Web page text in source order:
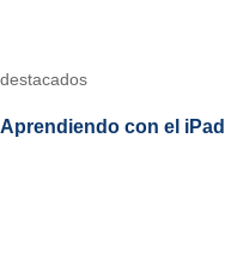
destacados
Aprendiendo con el iPad